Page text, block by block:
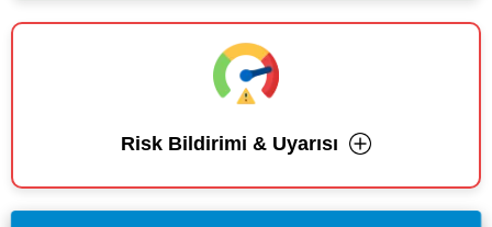
Risk Bildirimi & Uyarısı